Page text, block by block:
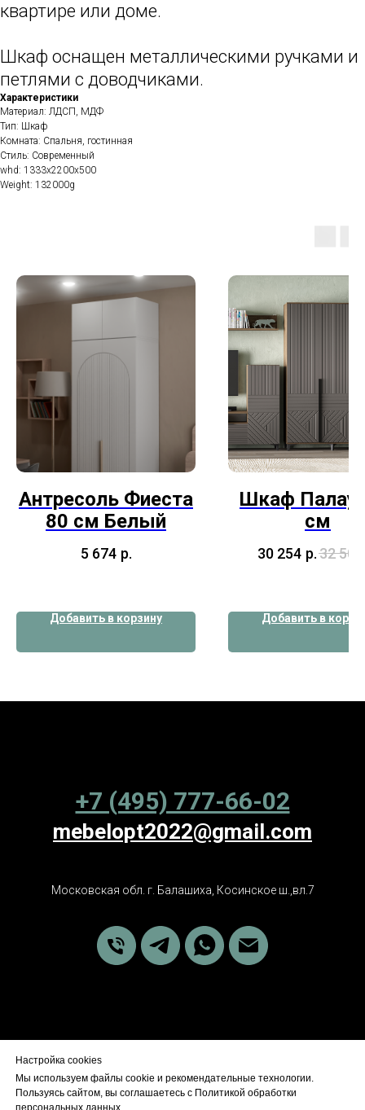
квартире или доме.
Шкаф оснащен металлическими ручками и
петлями с доводчиками.
Характеристики
Материал: ЛДСП, МДФ
Тип: Шкаф
Комната: Спальня, гостинная
Стиль: Современный
whd: 1333x2200x500
Weight: 132000g
Антресоль Фиеста
80 см Белый
5 674 р.
Добавить в корзину
Шкаф Палау
см
30 254 р.32 500
Добавить в
+7 (495) 777-66-02
mebelopt2022@gmail.com
Московская обл. г. Балашиха, Косинское ш.,вл.7
Настройка cookies
Мы используем файлы cookie и рекомендательные технологии.
Пользуясь сайтом, вы соглашаетесь с Политикой обработки
Правовая информация
Партнерам
Доставка